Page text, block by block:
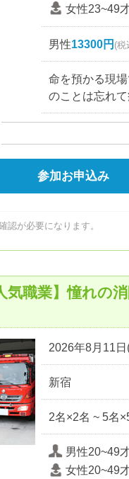
女性23~49
男性13300円 (税
命を預かる現
のことは忘れ
参加お申込み
認が必要になります。
気職業】憧れの
2026年8月11
新宿
2名×2名 ~ 5名
男性20~49
女性20~49